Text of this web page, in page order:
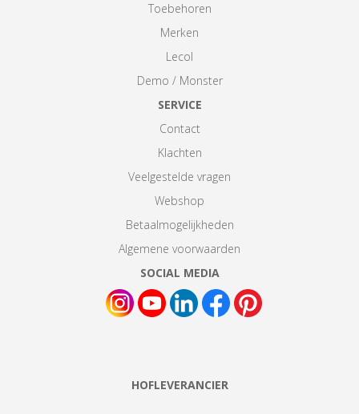
Toebehoren
Merken
Lecol
Demo / Monster
SERVICE
Contact
Klachten
Veelgestelde vragen
Webshop
Betaalmogelijkheden
Algemene voorwaarden
SOCIAL MEDIA
HOFLEVERANCIER